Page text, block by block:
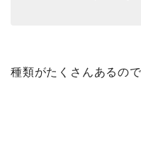
種類がたくさんあるの